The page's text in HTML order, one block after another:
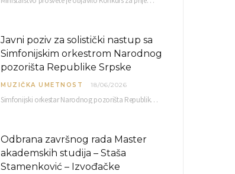
Javni poziv za solistički nastup sa
Simfonijskim orkestrom Narodnog
pozorišta Republike Srpske
MUZIČKA UMETNOST 18/06/2026
Simfonijski orkestar Narodnog pozorišta Republike Srpske raspisuje javni poziv za učešće u projektu „CRESCENDO: Nova…
Odbrana završnog rada Master
akademskih studija – Staša
Stamenković – Izvođačke